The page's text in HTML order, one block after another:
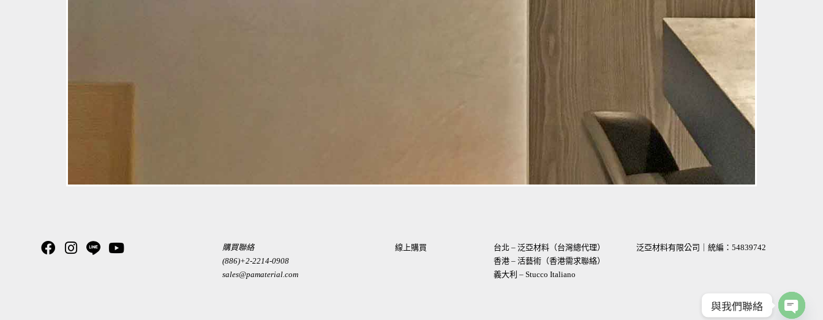
購買聯絡
(886)+2-2214-0908
sales@pamaterial.com
線上購買
台北 – 泛亞材料（台灣總代理）
香港 – 活藝術（香港需求聯絡）
義大利 – Stucco Italiano
泛亞材料有限公司｜統編：54839742
與我們聯絡